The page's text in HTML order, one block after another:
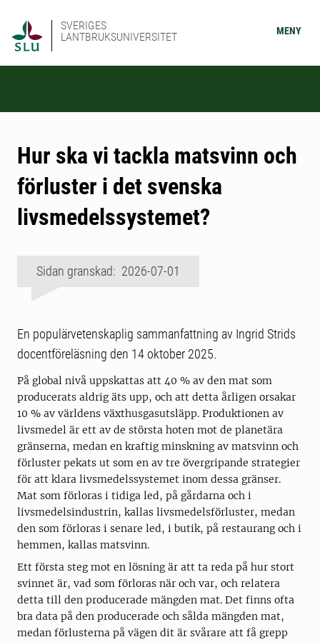
SVERIGES
LANTBRUKSUNIVERSITET
MENY
Hur ska vi tackla matsvinn och
förluster i det svenska
livsmedelssystemet?
Sidan granskad: 2026-07-01
En populärvetenskaplig sammanfattning av Ingrid Strids
docentföreläsning den 14 oktober 2025.
På global nivå uppskattas att 40 % av den mat som
producerats aldrig äts upp, och att detta årligen orsakar
10 % av världens växthusgasutsläpp. Produktionen av
livsmedel är ett av de största hoten mot de planetära
gränserna, medan en kraftig minskning av matsvinn och
förluster pekats ut som en av tre övergripande strategier
för att klara livsmedelssystemet inom dessa gränser.
Mat som förloras i tidiga led, på gårdarna och i
livsmedelsindustrin, kallas livsmedelsförluster, medan
den som förloras i senare led, i butik, på restaurang och i
hemmen, kallas matsvinn.
Ett första steg mot en lösning är att ta reda på hur stort
svinnet är, vad som förloras när och var, och relatera
detta till den producerade mängden mat. Det finns ofta
bra data på den producerade och sålda mängden mat,
medan förlusterna på vägen dit är svårare att få grepp